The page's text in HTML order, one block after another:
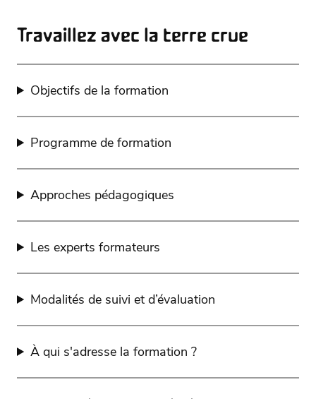
Travaillez avec la terre crue
Objectifs de la formation
Programme de formation
Approches pédagogiques
Les experts formateurs
Modalités de suivi et d’évaluation
À qui s'adresse la formation ?